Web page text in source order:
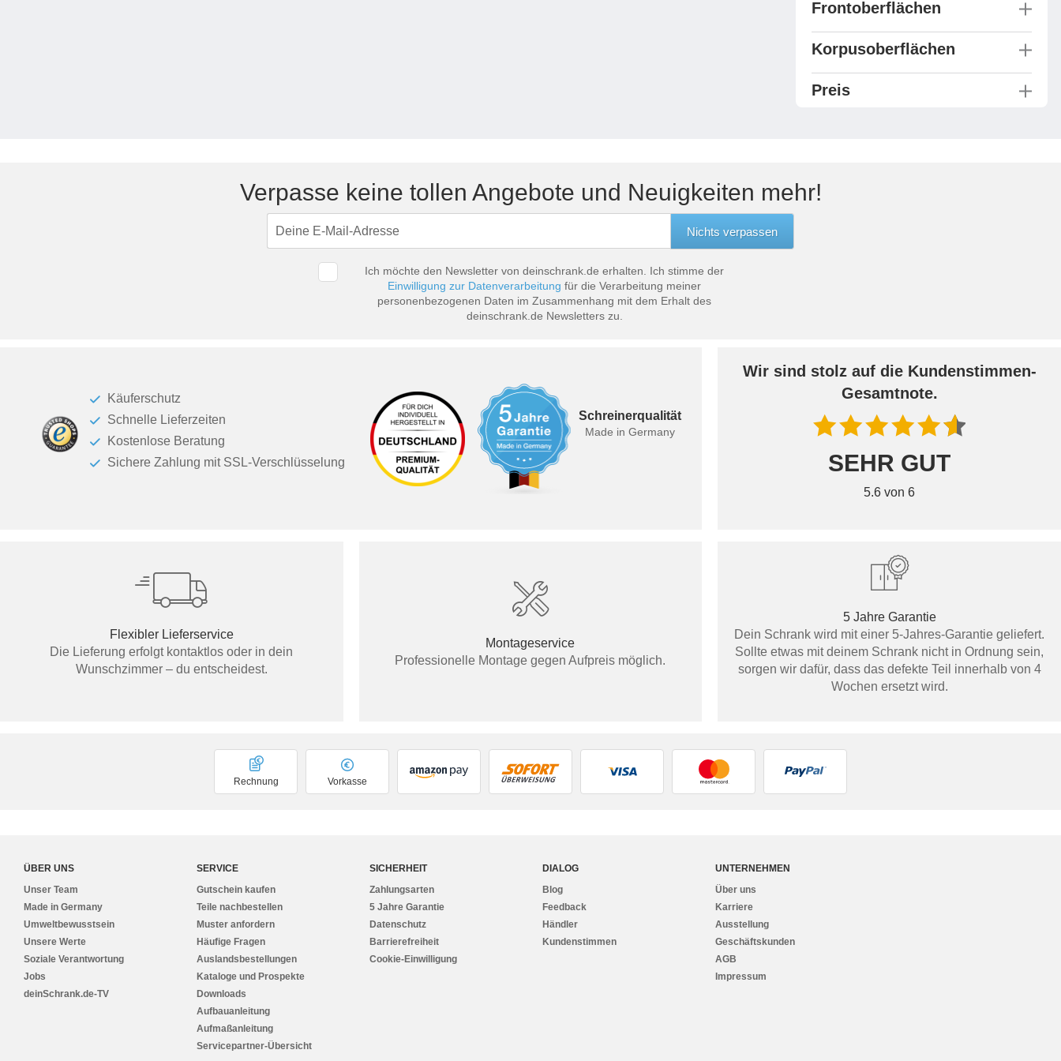
Frontoberflächen
Korpusoberflächen
Preis
Verpasse keine tollen Angebote und Neuigkeiten mehr!
Ich möchte den Newsletter von deinschrank.de erhalten. Ich stimme der
Einwilligung zur Datenverarbeitung für die Verarbeitung meiner
personenbezogenen Daten im Zusammenhang mit dem Erhalt des
deinschrank.de Newsletters zu.
Käuferschutz
Schnelle Lieferzeiten
Kostenlose Beratung
Sichere Zahlung mit SSL-Verschlüsselung
Schreinerqualität
Made in Germany
Wir sind stolz auf die Kundenstimmen-
Gesamtnote.
SEHR GUT
5.6 von 6
Flexibler Lieferservice
Die Lieferung erfolgt kontaktlos oder in dein
Wunschzimmer – du entscheidest.
Montageservice
Professionelle Montage gegen Aufpreis möglich.
5 Jahre Garantie
Dein Schrank wird mit einer 5-Jahres-Garantie geliefert.
Sollte etwas mit deinem Schrank nicht in Ordnung sein,
sorgen wir dafür, dass das defekte Teil innerhalb von 4
Wochen ersetzt wird.
Vorkasse
Rechnung
ÜBER UNS
Unser Team
Made in Germany
Umweltbewusstsein
Unsere Werte
Soziale Verantwortung
Jobs
deinSchrank.de-TV
SERVICE
Gutschein kaufen
Teile nachbestellen
Muster anfordern
Häufige Fragen
Auslandsbestellungen
Kataloge und Prospekte
Downloads
Aufbauanleitung
Aufmaßanleitung
Servicepartner-Übersicht
SICHERHEIT
Zahlungsarten
5 Jahre Garantie
Datenschutz
Barrierefreiheit
Cookie-Einwilligung
DIALOG
Blog
Feedback
Händler
Kundenstimmen
UNTERNEHMEN
Über uns
Karriere
Ausstellung
Geschäftskunden
AGB
Impressum